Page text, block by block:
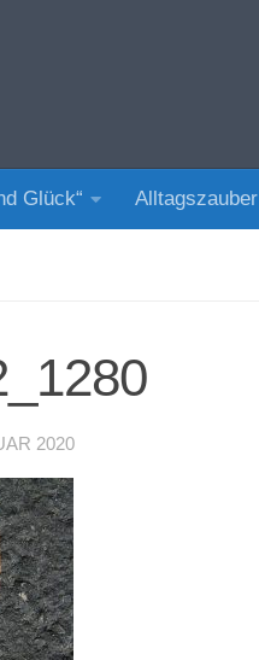
Glück“ Alltagszauber
2020